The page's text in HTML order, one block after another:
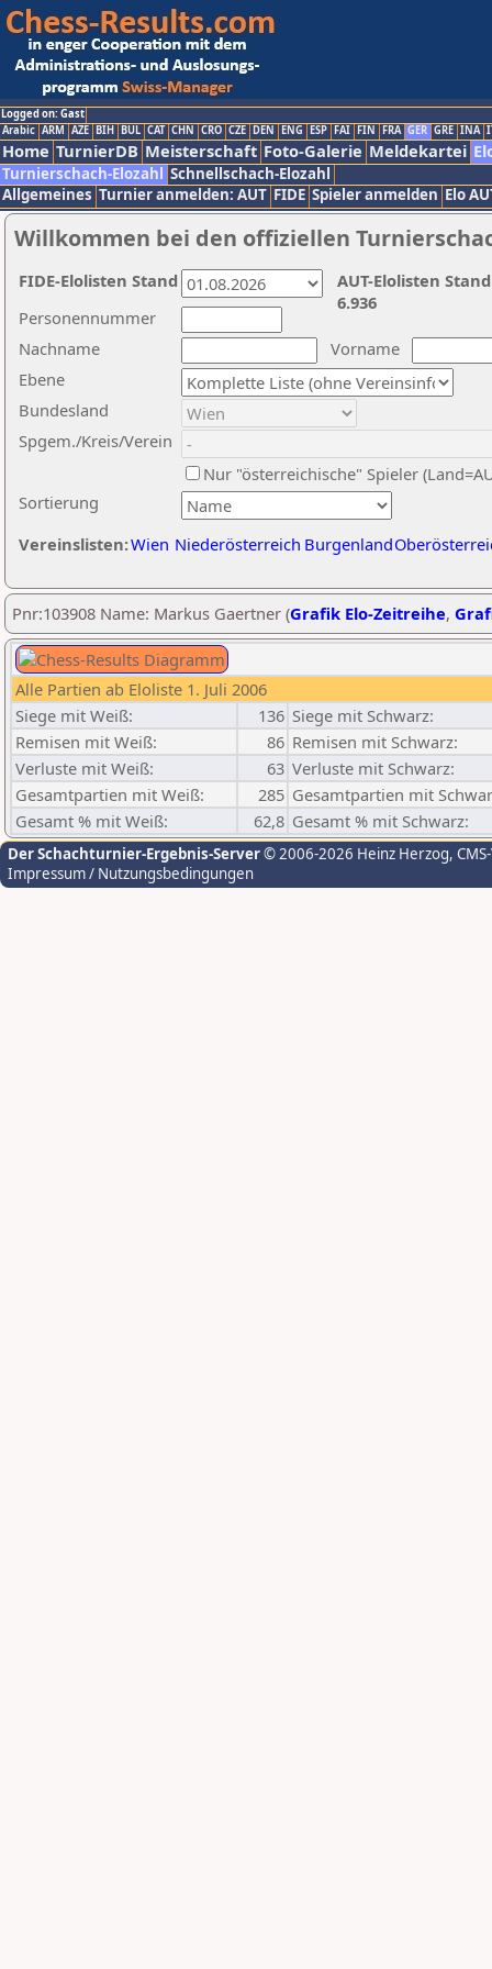
Logged on: Gast
Arabic ARM AZE BIH BUL CAT CHN CRO CZE DEN ENG ESP FAI FIN FRA GER GRE INA
Home TurnierDB Meisterschaft Foto-Galerie Meldekartei
Turnierschach-Elozahl Schnellschach-Elozahl
Allgemeines Turnier anmelden: AUT FIDE Spieler anmelden Elo
Willkommen bei den offiziellen
Nachname
Vorname
Ebene
Sortierung
Personennummer
Bundesland
Spgem./Kreis/Verein
Nur "österreichische" Spieler
Vereinslisten:Wien Niederösterreich Burgenland
AUT-Elolisten
6.936
FIDE-Elolisten Stand
Pnr:103908 Name: Markus Gaertner (Grafik Elo-Zeitreihe,
Alle Partien ab Eloliste 1. Juli 2006
Siege mit Weiß:
136 Siege mit Schwarz:
Remisen mit Weiß:
86 Remisen mit Schwarz:
Verluste mit Weiß:
63 Verluste mit Schwarz:
Gesamtpartien mit Weiß:
285 Gesamtpartien mit
Gesamt % mit Weiß:
62,8 Gesamt % mit Schwarz:
Der Schachturnier-Ergebnis-Server© 2006-2026 Heinz Herzog,
Impressum / Nutzungsbedingungen